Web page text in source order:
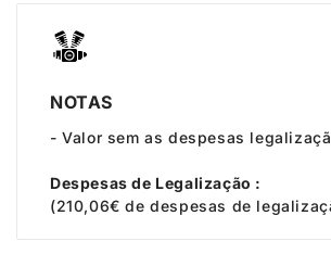
NOTAS
- Valor sem as despesas
Despesas de Legalização :
(210,06€ de despesas de